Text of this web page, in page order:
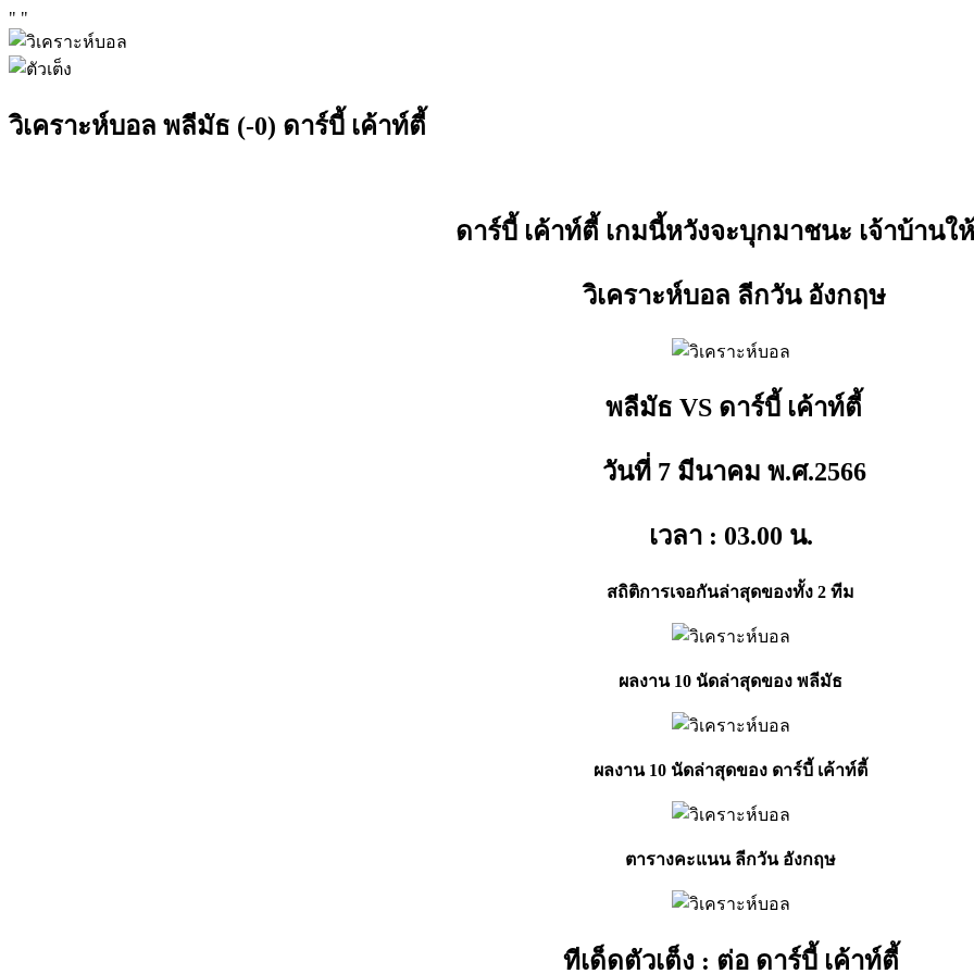
" "
วิเคราะห์บอล พลีมัธ (-0) ดาร์บี้ เค้าท์ตี้
ดาร์บี้ เค้าท์ตี้ เกมนี้หวังจะบุกมาชนะ เจ้าบ้านใ
วิเคราะห์บอล ลีกวัน อังกฤษ
พลีมัธ VS ดาร์บี้ เค้าท์ตี้
วันที่ 7 มีนาคม พ.ศ.2566
เวลา : 03.00 น.
สถิติการเจอกันล่าสุดของทั้ง 2 ทีม
ผลงาน 10 นัดล่าสุดของ พลีมัธ
ผลงาน 10 นัดล่าสุดของ ดาร์บี้ เค้าท์ตี้
ตารางคะแนน ลีกวัน อังกฤษ
ทีเด็ดตัวเต็ง : ต่อ ดาร์บี้ เค้าท์ตี้